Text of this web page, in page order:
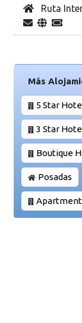
Ruta
Más
5 Star
3 Star
Boutique
Posadas